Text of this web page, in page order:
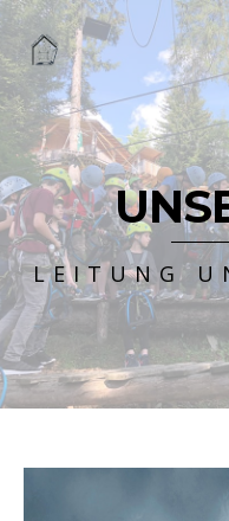
LEITUNG